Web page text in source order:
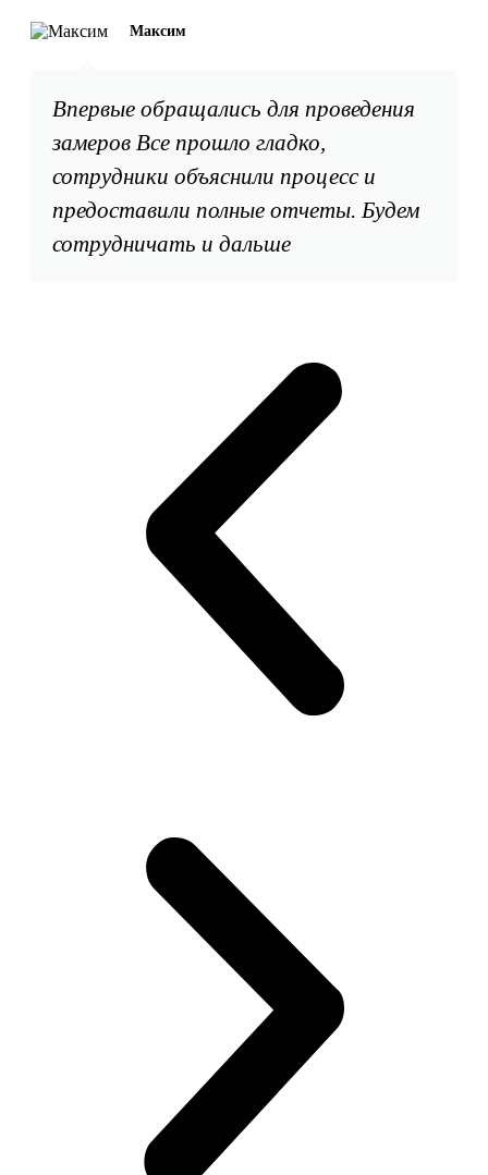
Впервые обращались для проведения
замеров Все прошло гладко,
сотрудники объяснили процесс и
предоставили полные отчеты. Будем
сотрудничать и дальше
Максим